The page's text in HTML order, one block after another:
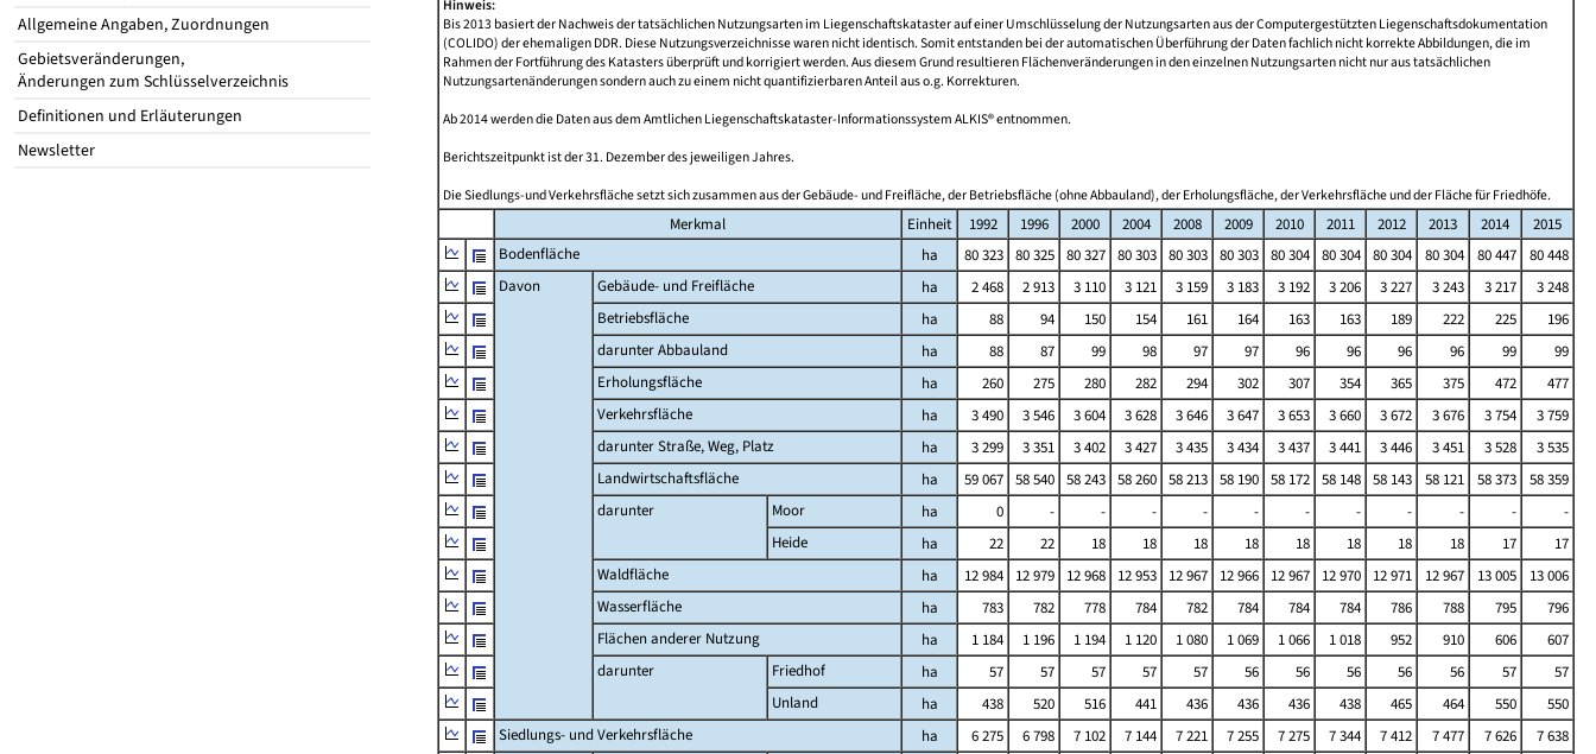
Allgemeine Angaben, Zuordnungen
Gebietsveränderungen,
Änderungen zum Schlüsselverzeichnis
Definitionen und Erläuterungen
Newsletter
Hinweis:
Bis 2013 basiert der Nachweis der tatsächlichen Nutzungsarten im Liegenschaftskataster auf einer Umschlüsselung der Nutzungsarten aus der Computergestützten Liegenschaftsdokumentation
(COLIDO) der ehemaligen DDR. Diese Nutzungsverzeichnisse waren nicht identisch. Somit entstanden bei der automatischen Überführung der Daten fachlich nicht korrekte Abbildungen, die im
Rahmen der Fortführung des Katasters überprüft und korrigiert werden. Aus diesem Grund resultieren Flächenveränderungen in den einzelnen Nutzungsarten nicht nur aus tatsächlichen
Nutzungsartenänderungen sondern auch zu einem nicht quantifizierbaren Anteil aus o.g. Korrekturen.
Ab 2014 werden die Daten aus dem Amtlichen Liegenschaftskataster-Informationssystem ALKIS® entnommen.
Berichtszeitpunkt ist der 31. Dezember des jeweiligen Jahres.
Die Siedlungs-und Verkehrsfläche setzt sich zusammen aus der Gebäude- und Freifläche, der Betriebsfläche (ohne Abbauland), der Erholungsfläche, der Verkehrsfläche und der Fläche für Friedhöfe.
Merkmal Einheit 1992 1996 2000 2004 2008 2009 2010 2011 2012 2013 2014
2015
Bodenfläche
ha 80 323 80 325 80 327 80 303 80 303 80 303 80 304 80 304 80 304 80 304 80 447
80 448
Davon
Gebäude- und Freifläche ha 2 468 2 913 3 110 3 121 3 159 3 183 3 192 3 206 3 227 3 243 3 217
3 248
Betriebsfläche
ha 88 94 150 154 161 164 163 163 189 222 225
196
darunter Abbauland
ha 88 87 99 98 97 97 96 96 96 96 99
99
Erholungsfläche
ha 260 275 280 282 294 302 307 354 365 375 472
477
Verkehrsfläche
ha 3 490 3 546 3 604 3 628 3 646 3 647 3 653 3 660 3 672 3 676 3 754
3 759
darunter Straße, Weg, Platz
ha 3 299 3 351 3 402 3 427 3 435 3 434 3 437 3 441 3 446 3 451 3 528
3 535
Landwirtschaftsfläche
ha 59 067 58 540 58 243 58 260 58 213 58 190 58 172 58 148 58 143 58 121 58 373
58 359
darunter
Moor ha 0 - - - - - - - - - -
-
Heide
ha 22 22 18 18 18 18 18 18 18 18 17
17
Waldfläche
ha 12 984 12 979 12 968 12 953 12 967 12 966 12 967 12 970 12 971 12 967 13 005
13 006
Wasserfläche
ha 783 782 778 784 782 784 784 784 786 788 795
796
Flächen anderer Nutzung
ha 1 184 1 196 1 194 1 120 1 080 1 069 1 066 1 018 952 910 606
607
darunter
Friedhof ha 57 57 57 57 57 56 56 56 56 56 57
57
Unland
ha 438 520 516 441 436 436 436 438 465 464 550
550
Siedlungs- und Verkehrsfläche
ha 6 275 6 798 7 102 7 144 7 221 7 255 7 275 7 344 7 412 7 477 7 626
7 638